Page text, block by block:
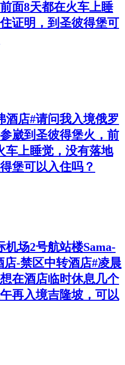
面8天都在火车上睡
证明，到圣彼得堡可
酒店#请问我入境俄罗
崴到圣彼得堡火，前
车上睡觉，没有落地
堡可以入住吗？
机场2号航站楼Sama-
店-禁区中转酒店#凌晨
在酒店临时休息几个
再入境吉隆坡，可以